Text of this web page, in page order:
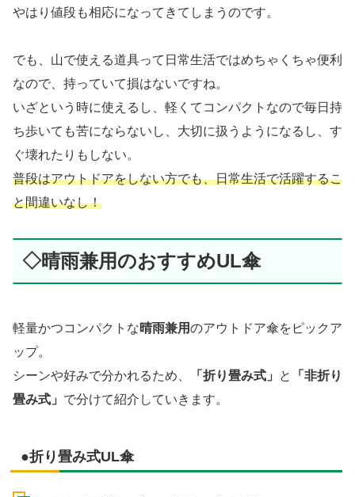
やはり値段も相応になってきてしまうのです。
でも、山で使える道具って日常生活ではめちゃくちゃ便利
なので、持っていて損はないですね。
いざという時に使えるし、軽くてコンパクトなので毎日持
ち歩いても苦にならないし、大切に扱うようになるし、す
ぐ壊れたりもしない。
普段はアウトドアをしない方でも、日常生活で活躍するこ
と間違いなし！
◇晴雨兼用のおすすめUL傘
軽量かつコンパクトな晴雨兼用のアウトドア傘をピックア
ップ。
シーンや好みで分かれるため、
「折り畳み式」 と
「非折り
畳み式」 で分けて紹介していきます。
●折り畳み式UL傘